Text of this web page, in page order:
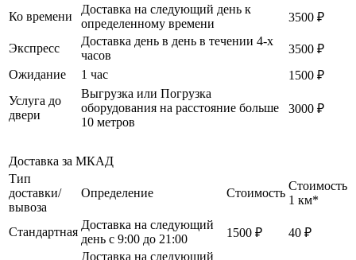
Ко времени
Доставка на следующий день к
определенному времени
3500 ₽
Экспресс
Доставка день в день в течении 4-х
часов
3500 ₽
Ожидание
1 час
1500 ₽
Услуга до
двери
Выгрузка или Погрузка
оборудования на расстояние больше
10 метров
3000 ₽
Доставка за МКАД
Тип
доставки/
вывоза
Определение Стоимость
Стоимость
1 км*
Стандартная
Доставка на следующий
день с 9:00 до 21:00
1500 ₽ 40 ₽
Доставка на следующий